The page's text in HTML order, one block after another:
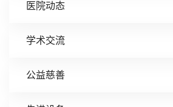
医院动态
学术交流
公益慈善